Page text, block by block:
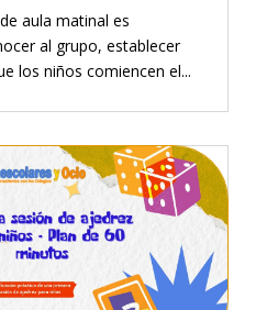
aula matinal es
al grupo, establecer
los niños comiencen el...